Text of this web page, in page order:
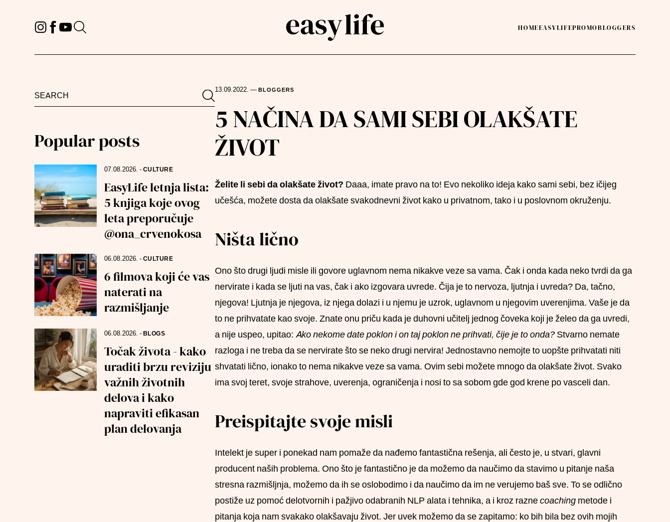
HOMEEASYLIFEPROMOBLOGGERS
Search
Search
Popular posts
07.08.2026. - CULTURE
EasyLife letnja lista:
5 knjiga koje ovog
leta preporučuje
@ona_crvenokosa
06.08.2026. - CULTURE
6 filmova koji će vas
naterati na
razmišljanje
06.08.2026. - BLOGS
Točak života - kako
uraditi brzu reviziju
važnih životnih
delova i kako
napraviti efikasan
plan delovanja
13.09.2022. — BLOGGERS
5 NAČINA DA SAMI SEBI OLAKŠATE
ŽIVOT
Želite li sebi da olakšate život? Daaa, imate pravo na to! Evo nekoliko ideja kako sami sebi, bez ičijeg
učešća, možete dosta da olakšate svakodnevni život kako u privatnom, tako i u poslovnom okruženju.
Ništa lično
Ono što drugi ljudi misle ili govore uglavnom nema nikakve veze sa vama. Čak i onda kada neko tvrdi da ga
nervirate i kada se ljuti na vas, čak i ako izgovara uvrede. Čija je to nervoza, ljutnja i uvreda? Da, tačno,
njegova! Ljutnja je njegova, iz njega dolazi i u njemu je uzrok, uglavnom u njegovim uverenjima. Vaše je da
to ne prihvatate kao svoje. Znate onu priču kada je duhovni učitelj jednog čoveka koji je želeo da ga uvredi,
a nije uspeo, upitao: Ako nekome date poklon i on taj poklon ne prihvati, čije je to onda?Stvarno nemate
razloga i ne treba da se nervirate što se neko drugi nervira! Jednostavno nemojte to uopšte prihvatati niti
shvatati lično, ionako to nema nikakve veze sa vama. Ovim sebi možete mnogo da olakšate život. Svako
ima svoj teret, svoje strahove, uverenja, ograničenja i nosi to sa sobom gde god krene po vasceli dan.
Preispitajte svoje misli
Intelekt je super i ponekad nam pomaže da nađemo fantastična rešenja, ali često je, u stvari, glavni
producent naših problema. Ono što je fantastično je da možemo da naučimo da stavimo u pitanje naša
stresna razmišljnja, možemo da ih se oslobodimo i da naučimo da im ne verujemo baš sve. To se odlično
postiže uz pomoć delotvornih i pažjivo odabranih NLP alata i tehnika, a i kroz raznecoachingmetode i
pitanja koja nam svakako olakšavaju život. Jer uvek možemo da se zapitamo: ko bih bila bez ovih mojih